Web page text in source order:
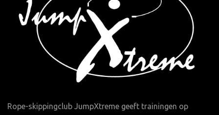
Rope-skippingclub JumpXtreme geeft trainingen op